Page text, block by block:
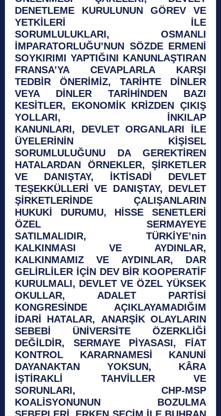
DENETLEME KURULUNUN GÖREV VE
YETKİLERİ İLE
SORUMLULUKLARI, OSMANLI
İMPARATORLUĞU’NUN SÖZDE ERMENİ
SOYKIRIMI YAPTIĞINI KANUNLAŞTIRAN
FRANSA’YA CEVAPLARLA KARŞI
TEDBİR ÖNERİMİZ, TARİHTE DİNLER
VEYA DİNLER TARİHİNDEN BAZI
KESİTLER, EKONOMİK KRİZDEN ÇIKIŞ
YOLLARI, İNKILAP
KANUNLARI, DEVLET ORGANLARI İLE
ÜYELERİNİN KİŞİSEL
SORUMLULUĞUNU DA GEREKTİREN
HATALARDAN ÖRNEKLER, ŞİRKETLER
VE DANIŞTAY, İKTİSADİ DEVLET
TEŞEKKÜLLERİ VE DANIŞTAY, DEVLET
ŞİRKETLERİNDE ÇALIŞANLARIN
HUKUKİ DURUMU, HİSSE SENETLERİ
ÖZEL SERMAYEYE
SATILMALIDIR, TÜRKİYE’nin
KALKINMASI VE AYDINLAR,
KALKINMAMIZ VE AYDINLAR, DAR
GELİRLİLER İÇİN DEV BİR KOOPERATİF
KURULMALI, DEVLET VE ÖZEL YÜKSEK
OKULLAR, ADALET PARTİSİ
KONGRESİNDE AÇIKLAYAMADIĞIM
İDARİ HATALAR, ANARŞİK OLAYLARIN
SEBEBİ ÜNİVERSİTE ÖZERKLİĞİ
DEĞİLDİR, SERMAYE PİYASASI, FİAT
KONTROL KARARNAMESİ KANUNİ
DAYANAKTAN YOKSUN, KÂRA
İŞTİRAKLİ TAHVİLLER VE
SORUNLARI, CHP-MSP
KOALİSYONUNUN BOZULMA
SEBEPLERİ, ERKEN SEÇİM İLE BUHRAN